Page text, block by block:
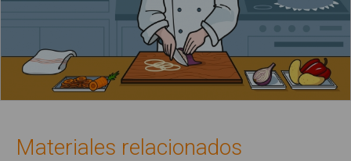
Materiales relacionados